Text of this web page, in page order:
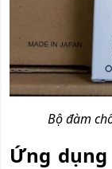
Bộ đàm
Ứng